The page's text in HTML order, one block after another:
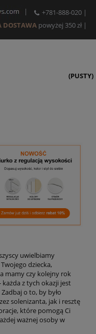
| +781-888-020 |
DOSTAWA powyżej 350 zł|
(PUSTY)
uwielbiamy
dziecka,
mamy czy kolejny rok
z tych okazji jest
o to, by było
solenizanta, jak i resztę
które pomogą Ci
ważnej osoby w